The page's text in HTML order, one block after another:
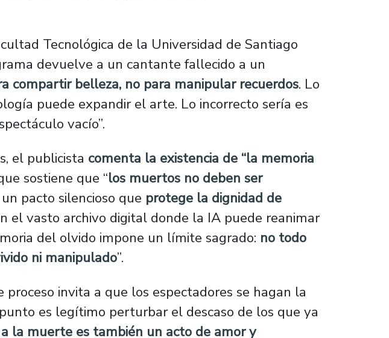
Tecnológica de la Universidad de Santiago
devuelve a un cantante fallecido a un
compartir belleza, no para manipular recuerdos. Lo
puede expandir el arte. Lo incorrecto sería es
vacío”.
el publicista comenta la existencia de “la memoria
sostiene que “los muertos no deben ser
un pacto silencioso que protege la dignidad de
el vasto archivo digital donde la IA puede reanimar
del olvido impone un límite sagrado: no todo
ni manipulado”.
proceso invita a que los espectadores se hagan la
es legítimo perturbar el descaso de los que ya
la muerte es también un acto de amor y